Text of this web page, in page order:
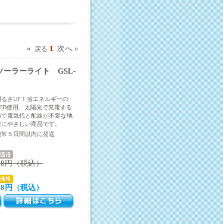
« 戻る 1 次へ »
ーラーライト GSL-
るさUP！省エネルギーの
使用、太陽光で充電する
で電気代と配線が不要な地
にやさしい商品です。
常５日間以内に発送
円（税込）
円（税込）